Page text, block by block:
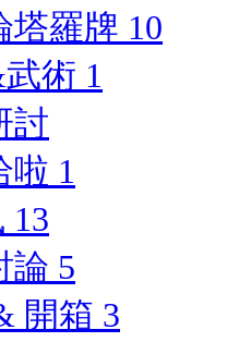
塔羅牌 10
術 1
討
啦 1
13
論 5
開箱 3